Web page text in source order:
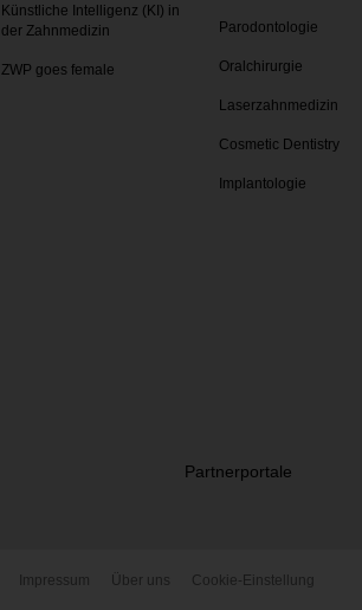
Künstliche Intelligenz (KI) in
der Zahnmedizin
ZWP goes female
Parodontologie
Oralchirurgie
Laserzahnmedizin
Cosmetic Dentistry
Implantologie
Partnerportale
Impressum Über uns Cookie-Einstellung